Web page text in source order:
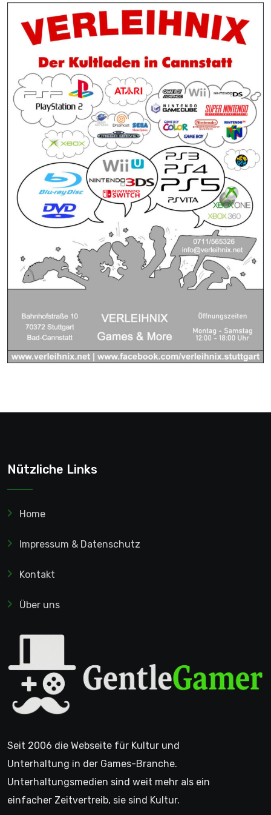
Nützliche Links
Home
Impressum & Datenschutz
Kontakt
Über uns
Seit 2006 die Webseite für Kultur und
Unterhaltung in der Games-Branche.
Unterhaltungsmedien sind weit mehr als ein
einfacher Zeitvertreib, sie sind Kultur.